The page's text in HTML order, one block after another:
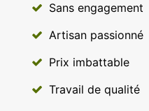
Sans engagement
Artisan passionné
Prix imbattable
Travail de qualité